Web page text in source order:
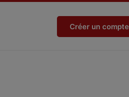
Créer un compte